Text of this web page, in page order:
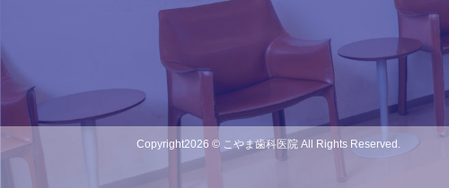
Copyright2026 © こやま歯科医院 All Rights Reserved.